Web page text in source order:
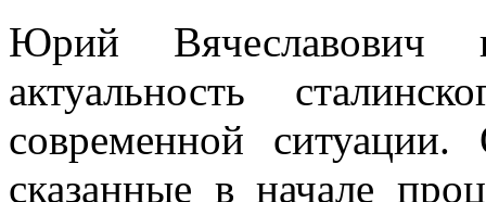
Юрий Вячеславович
актуальность
современной
сказанные в начале